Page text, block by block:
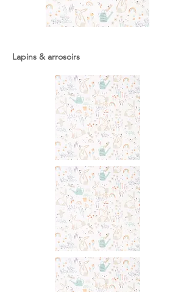
Lapins & arrosoirs